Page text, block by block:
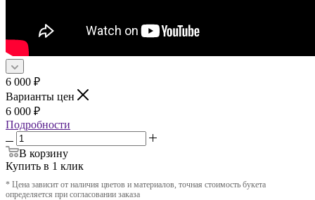
6 000 ₽
Варианты цен
6 000 ₽
Подробности
В корзину
Купить в 1 клик
* Цена зависит от наличия цветов и материалов, точная стоимость букета
определяется при согласовании заказа